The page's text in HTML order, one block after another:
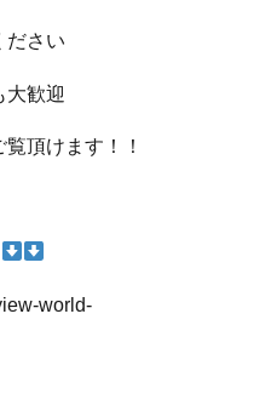
ださい
大歓迎
頂けます！！
world-